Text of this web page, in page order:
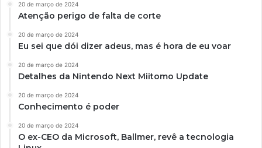
20 de março de 2024
Atenção perigo de falta de corte
20 de março de 2024
Eu sei que dói dizer adeus, mas é hora de eu voar
20 de março de 2024
Detalhes da Nintendo Next Miitomo Update
20 de março de 2024
Conhecimento é poder
20 de março de 2024
O ex-CEO da Microsoft, Ballmer, revê a tecnologia